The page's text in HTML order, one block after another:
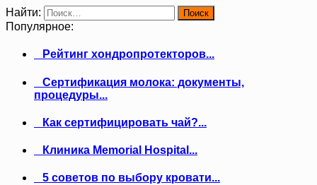
Найти:
Популярное:
Рейтинг хондропротекторов...
Сертификация молока: документы,
процедуры...
Как сертифицировать чай?...
Клиника Memorial Hospital...
5 советов по выбору кровати...